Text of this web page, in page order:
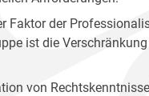
Faktor der
ist die
von